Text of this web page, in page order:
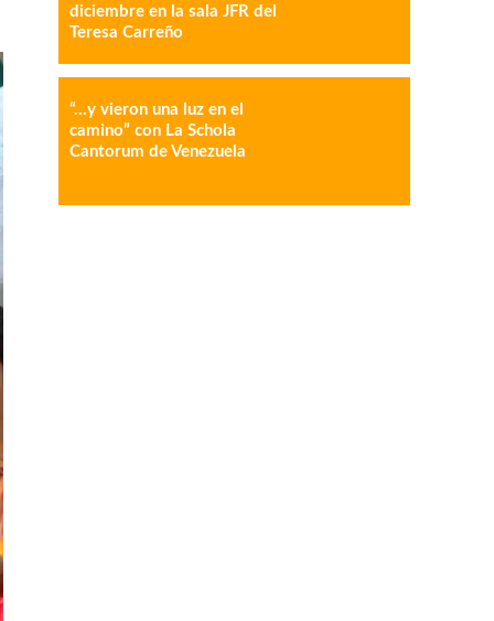
diciembre en la sala JFR del
Teresa Carreño
“…y vieron una luz en el
camino” con La Schola
Cantorum de Venezuela